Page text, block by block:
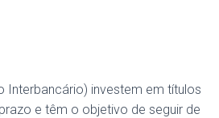
Interbancário) investem em títulos
e têm o objetivo de seguir de